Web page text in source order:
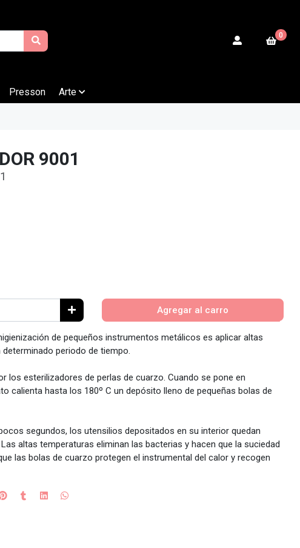
0
Presson Arte
9001
Agregar al carro
de pequeños instrumentos metálicos es aplicar altas
periodo de tiempo.
los esterilizadores de perlas de cuarzo. Cuando se pone en
calienta hasta los 180º C un depósito lleno de pequeñas bolas de
segundos, los utensilios depositados en su interior quedan
altas temperaturas eliminan las bacterias y hacen que la suciedad
las bolas de cuarzo protegen el instrumental del calor y recogen